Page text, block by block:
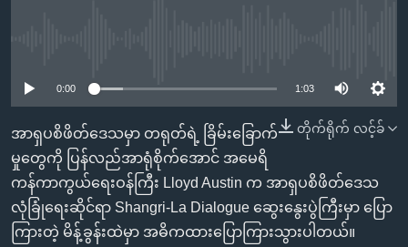
စာမျက်နှာ
သို့
ကျော်
ကြည့်
ရန်
ဗွီအိုအေ လူမှုကွန်ယက်များ
0:00 1:03
တိုက်ရိုက် လင့်ခ်
အာရှပစိဖိတ်ဒေသမှာ တရုတ်ရဲ့ ခြိမ်းခြောက်
မှုတွေကို ပြန်လည်အာရုံစိုက်အောင် အမေရိ
ကန်ကာကွယ်ရေးဝန်ကြီး Lloyd Austin က အာရှပစိဖိတ်ဒေသ
လုံခြုံရေးဆိုင်ရာ Shangri-La Dialogue ဆွေးနွေးပွဲကြီးမှာ ပြော
ကြားတဲ့ မိန့်ခွန်းထဲမှာ အဓိကထားပြောကြားသွားပါတယ်။